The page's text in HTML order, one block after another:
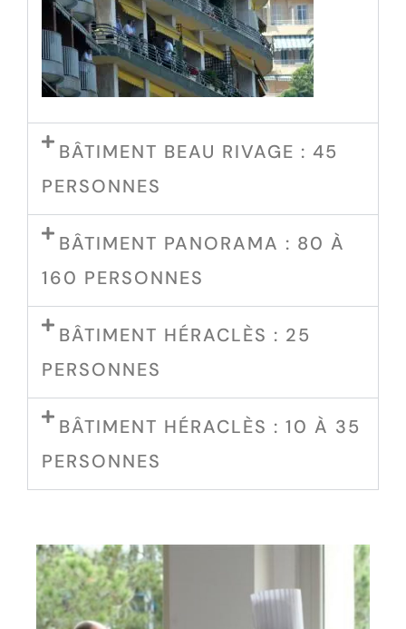
BÂTIMENT BEAU RIVAGE : 45
PERSONNES
BÂTIMENT PANORAMA : 80 À
160 PERSONNES
BÂTIMENT HÉRACLÈS : 25
PERSONNES
BÂTIMENT HÉRACLÈS : 10 À 35
PERSONNES